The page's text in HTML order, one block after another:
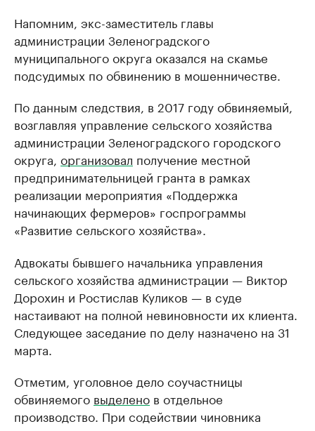
Напомним, экс-заместитель главы
администрации Зеленоградского
муниципального округа оказался на скамье
подсудимых по обвинению в мошенничестве.
По данным следствия, в 2017 году обвиняемый,
возглавляя управление сельского хозяйства
администрации Зеленоградского городского
округа, организовал получение местной
предпринимательницей гранта в рамках
реализации мероприятия «Поддержка
начинающих фермеров» госпрограммы
«Развитие сельского хозяйства».
Адвокаты бывшего начальника управления
сельского хозяйства администрации — Виктор
Дорохин и Ростислав Куликов — в суде
настаивают на полной невиновности их клиента.
Следующее заседание по делу назначено на 31
марта.
Отметим, уголовное дело соучастницы
обвиняемого выделено в отдельное
производство. При содействии чиновника